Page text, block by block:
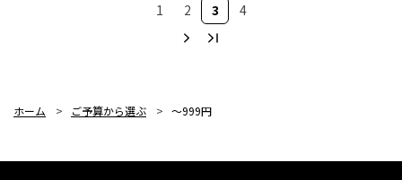
1 2 3 4
ホーム > ご予算から選ぶ > ～999円